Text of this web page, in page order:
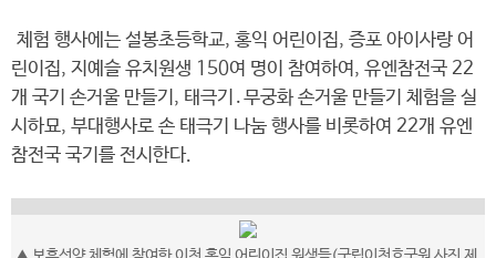
체험 행사에는 설봉초등학교, 홍익 어린이집, 증포 아이사랑 어
린이집, 지예슬 유치원생 150여 명이 참여하여, 유엔참전국 22
개 국기 손거울 만들기, 태극기․무궁화 손거울 만들기 체험을 실
시하묘, 부대행사로 손 태극기 나눔 행사를 비롯하여 22개 유엔
참전국 국기를 전시한다.